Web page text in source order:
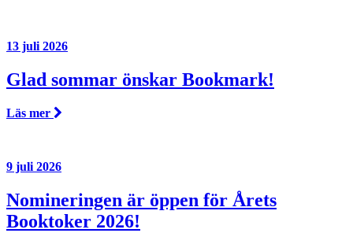
13 juli 2026
Glad sommar önskar Bookmark!
Läs mer
9 juli 2026
Nomineringen är öppen för Årets
Booktoker 2026!